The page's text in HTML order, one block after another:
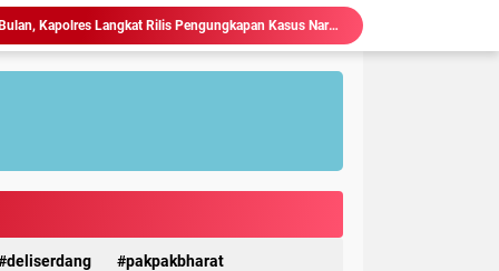
Dalam Kurun Waktu Satu Bulan, Kapolres Langkat Rilis Pengungkapan Kasus Narkotika, Tindak Pidana Kriminal, dan Kekerasan Seksual terhadap Anak.
Kapolres Langkat Perkuat Sinergi dengan FKUB, Kolaborasi Tokoh Agama Jadi Pilar Menjaga Kamtibmas.
Maraknya Judi Togel Di Perbaungan dan Pantai Cermin Menjamur, Warga Desak Kapolres Serge Tangkap Judi Togel
deliserdang pakpakbharat